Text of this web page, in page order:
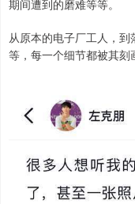
期间遭到的磨难等等。
从原本的电子厂工人，
等，每一个细节都被其刻